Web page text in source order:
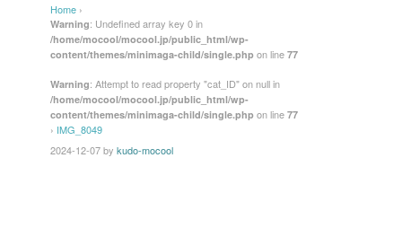
Home ›
Warning: Undefined array key 0 in
/home/mocool/mocool.jp/public_html/wp-
content/themes/minimaga-child/single.php on line 77
Warning: Attempt to read property "cat_ID" on null in
/home/mocool/mocool.jp/public_html/wp-
content/themes/minimaga-child/single.php on line 77
› IMG_8049
2024-12-07by kudo-mocool